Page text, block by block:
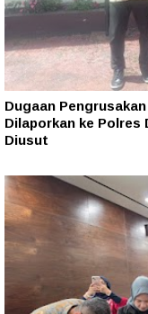
Dugaan
Dilaporkan ke Polres
Diusut